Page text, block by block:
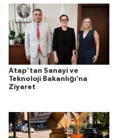
Atap’tan Sanayi ve
Teknoloji Bakanlığı’na
Ziyaret